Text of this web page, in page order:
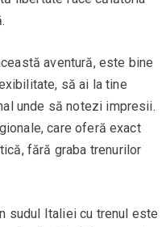
aventură, este bine
să ai la tine
unde să notezi impresii.
care oferă exact
fără graba trenurilor
sudul Italiei cu trenul este